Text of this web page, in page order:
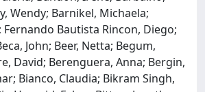
Wendy; Barnikel, Michaela;
Fernando Bautista Rincon, Diego;
John; Beer, Netta; Begum,
David; Berenguera, Anna; Bergin,
Bianco, Claudia; Bikram Singh,